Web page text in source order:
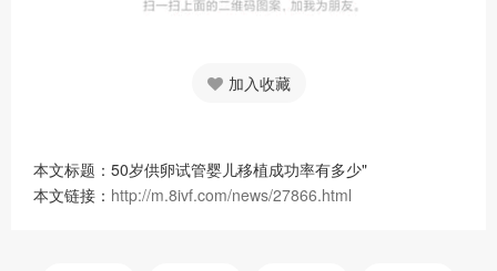
加入收藏
本文标题：50岁供卵试管婴儿移植成功率有多少"
本文链接： http://m.8ivf.com/news/27866.html